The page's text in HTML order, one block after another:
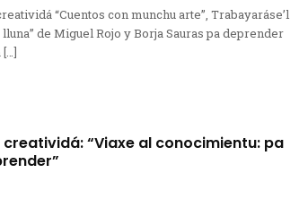
“Cuentos con munchu arte”, Trabayaráse’l
lluna” de Miguel Rojo y Borja Sauras pa deprender
“Viaxe al conocimientu: pa